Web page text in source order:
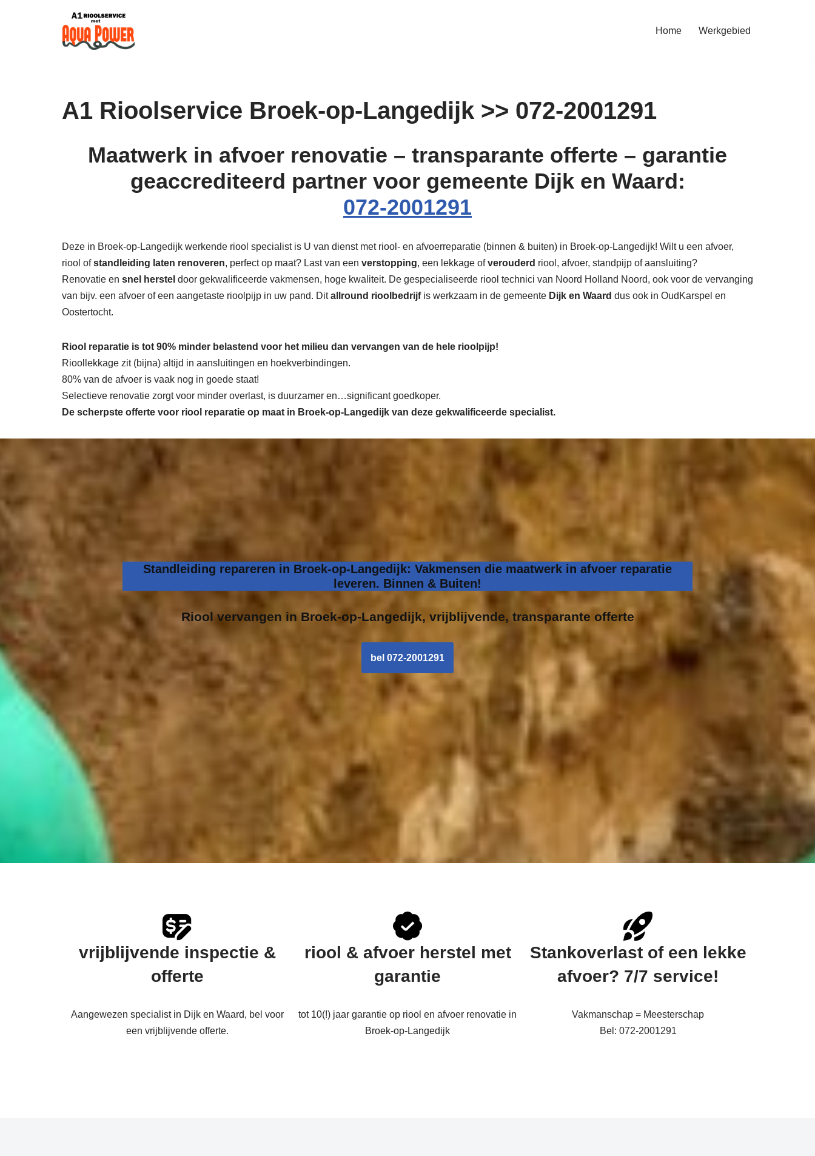
Home Werkgebied
A1 Rioolservice Broek-op-Langedijk >> 072-2001291
Maatwerk in afvoer renovatie – transparante offerte – garantie
geaccrediteerd partner voor gemeente Dijk en Waard:
072-2001291
Deze in Broek-op-Langedijk werkende riool specialist is U van dienst met riool- en afvoerreparatie (binnen & buiten) in Broek-op-Langedijk! Wilt u een afvoer,
riool ofstandleiding laten renoveren, perfect op maat? Last van een verstopping, een lekkage ofverouderd riool, afvoer, standpijp of aansluiting?
Renovatie en snel herstel door gekwalificeerde vakmensen, hoge kwaliteit. De gespecialiseerde riool technici van Noord Holland Noord, ook voor de vervanging
van bijv. een afvoer of een aangetaste rioolpijp in uw pand. Ditallround rioolbedrijfis werkzaam in de gemeente Dijk en Waard dus ook in OudKarspel en
Oostertocht.
Riool reparatie is tot 90% minder belastend voor het milieu dan vervangen van de hele rioolpijp!
Rioollekkage zit (bijna) altijd in aansluitingen en hoekverbindingen.
80% van de afvoer is vaak nog in goede staat!
Selectieve renovatie zorgt voor minder overlast, is duurzamer en…significant goedkoper.
De scherpste offerte voor riool reparatie op maat in Broek-op-Langedijk van deze gekwalificeerde specialist.
Standleiding repareren in Broek-op-Langedijk: Vakmensen die maatwerk in afvoer reparatie
leveren. Binnen & Buiten!
Riool vervangen in Broek-op-Langedijk, vrijblijvende, transparante offerte
bel 072-2001291
vrijblijvende inspectie &
offerte
Aangewezen specialist in Dijk en Waard, bel voor
een vrijblijvende offerte.
riool & afvoer herstel met
garantie
tot 10(!) jaar garantie op riool en afvoer renovatie in
Broek-op-Langedijk
Stankoverlast of een lekke
afvoer? 7/7 service!
Vakmanschap = Meesterschap
Bel: 072-2001291